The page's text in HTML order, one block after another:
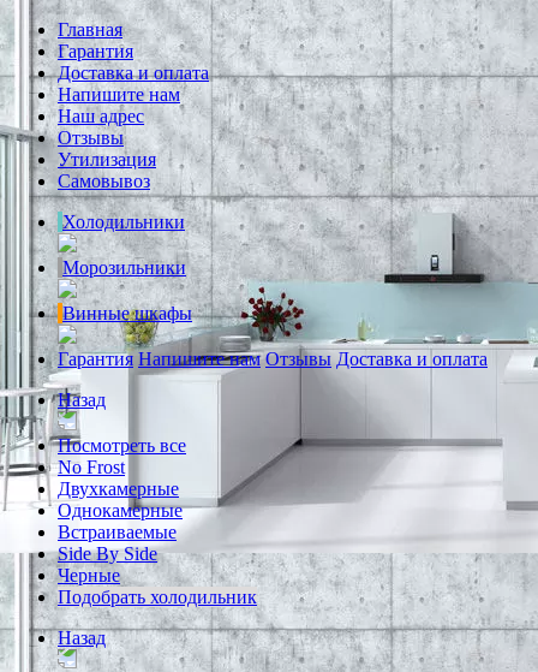
Главная
Гарантия
Доставка и оплата
Напишите нам
Наш адрес
Отзывы
Утилизация
Самовывоз
Холодильники
Морозильники
Винные шкафы
Гарантия Напишите нам Отзывы Доставка и оплата
Назад
Посмотреть все
No Frost
Двухкамерные
Однокамерные
Встраиваемые
Side By Side
Черные
Подобрать холодильник
Назад